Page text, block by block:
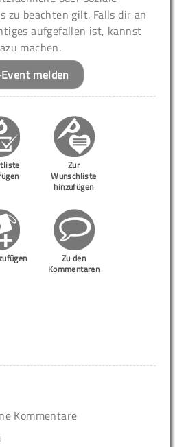
zu beachten gilt. Falls dir an
aufgefallen ist, kannst
machen.
melden
Zur
Wunschliste
hinzufügen
Zu den
Kommentaren
Kommentare